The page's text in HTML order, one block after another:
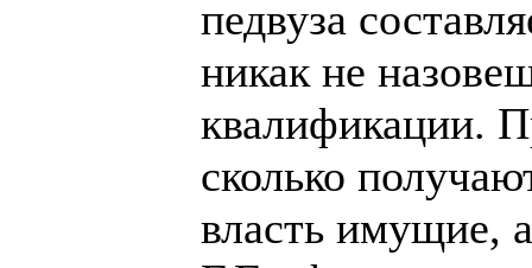
педвуза
никак не
квалификации.
сколько
власть имущие,